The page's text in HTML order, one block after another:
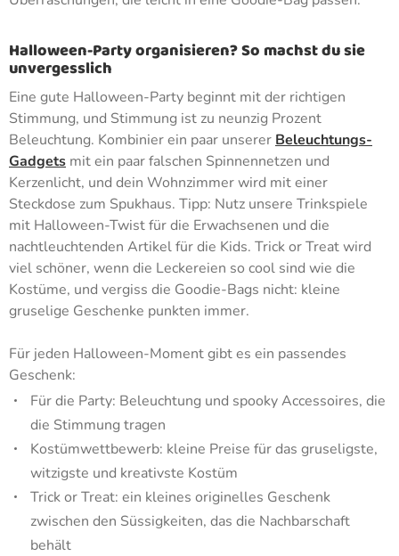
Halloween-Party organisieren? So machst du sie
unvergesslich
Eine gute Halloween-Party beginnt mit der richtigen
Stimmung, und Stimmung ist zu neunzig Prozent
Beleuchtung. Kombinier ein paar unserer Beleuchtungs-
Gadgets mit ein paar falschen Spinnennetzen und
Kerzenlicht, und dein Wohnzimmer wird mit einer
Steckdose zum Spukhaus. Tipp: Nutz unsere Trinkspiele
mit Halloween-Twist für die Erwachsenen und die
nachtleuchtenden Artikel für die Kids. Trick or Treat wird
viel schöner, wenn die Leckereien so cool sind wie die
Kostüme, und vergiss die Goodie-Bags nicht: kleine
gruselige Geschenke punkten immer.
Für jeden Halloween-Moment gibt es ein passendes
Geschenk:
Für die Party: Beleuchtung und spooky Accessoires, die
die Stimmung tragen
Kostümwettbewerb: kleine Preise für das gruseligste,
witzigste und kreativste Kostüm
Trick or Treat: ein kleines originelles Geschenk
zwischen den Süssigkeiten, das die Nachbarschaft
behält